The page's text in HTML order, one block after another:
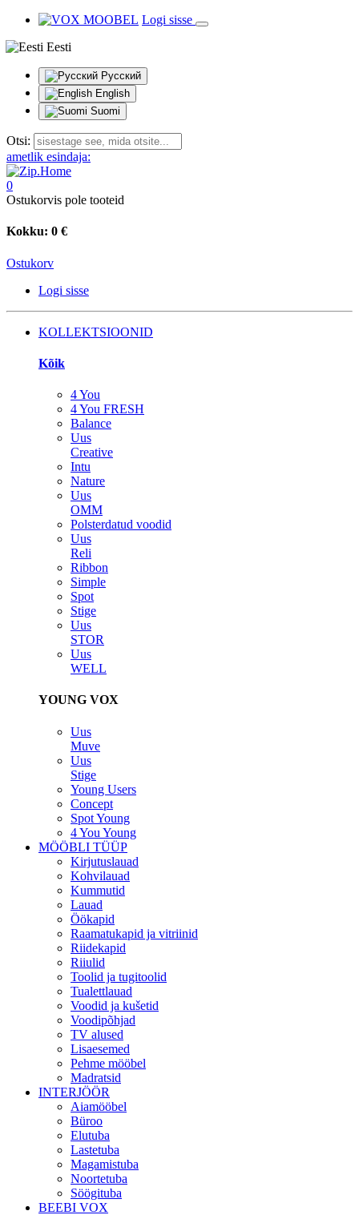
Logi sisse
Eesti
Русский
English
Suomi
Otsi:
ametlik esindaja:
0
Ostukorvis pole tooteid
Kokku: 0 €
Ostukorv
Logi sisse
KOLLEKTSIOONID
Kõik
4 You
4 You FRESH
Balance
Uus
Creative
Intu
Nature
Uus
OMM
Polsterdatud voodid
Uus
Reli
Ribbon
Simple
Spot
Stige
Uus
STOR
Uus
WELL
YOUNG VOX
Uus
Muve
Uus
Stige
Young Users
Concept
Spot Young
4 You Young
MÖÖBLI TÜÜP
Kirjutuslauad
Kohvilauad
Kummutid
Lauad
Öökapid
Raamatukapid ja vitriinid
Riidekapid
Riiulid
Toolid ja tugitoolid
Tualettlauad
Voodid ja kušetid
Voodipõhjad
TV alused
Lisaesemed
Pehme mööbel
Madratsid
INTERJÖÖR
Aiamööbel
Büroo
Elutuba
Lastetuba
Magamistuba
Noortetuba
Söögituba
BEEBI VOX